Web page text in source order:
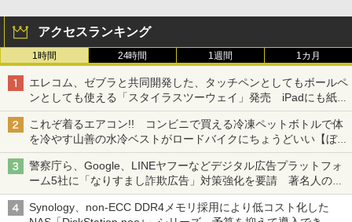
アクセスランキング
1時間 24時間 1週間 1カ月
エレコム、ゼブラと共同開発した、タッチペンとしてもボールペ
ンとしても使える「スタイラスツーウェイ」発売 iPadにも紙に
も、持ち替えずに書き込める
これぞ着るエアコン!! コンビニで買える冷凍ペットボトルで体
を冷やす山善の水冷ベストがロードバイクにちょうどいい【ぼっ
ち・ざ・ろーど！その14】【空いた時間でなにしてる？】
警察庁ら、Google、LINEヤフーなどデジタル広告プラットフォ
ーム5社に「なりすまし詐欺広告」対策強化を要請 著名人の写
真や映像を使った投資詐欺などへの対策として
Synology、non-ECC DDR4メモリ採用により低コスト化した